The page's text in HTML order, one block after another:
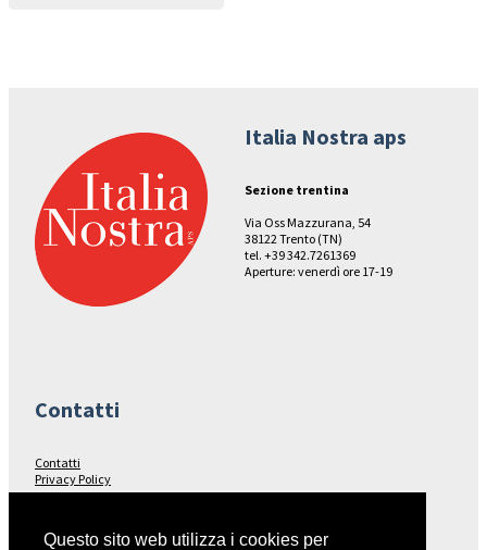
Italia Nostra aps
Sezione trentina
Via Oss Mazzurana, 54
38122 Trento (TN)
tel. +39 342.7261369
Aperture: venerdì ore 17-19
Contatti
Contatti
Privacy Policy
Seguici su…
Questo sito web utilizza i cookies per